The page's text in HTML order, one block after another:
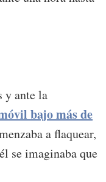
y ante la
bajo más de
a flaquear,
se imaginaba que